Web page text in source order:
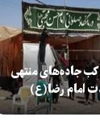
جاده‌های منتهی
امام رضا(ع)